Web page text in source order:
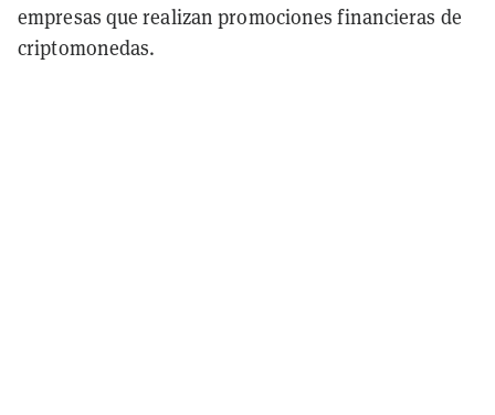
empresas que realizan promociones financieras de
criptomonedas.